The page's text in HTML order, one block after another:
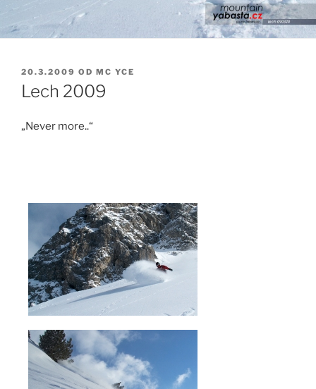
PUBLIKOVÁNO
20.3.2009 OD MC YCE
Lech 2009
„Never more..“